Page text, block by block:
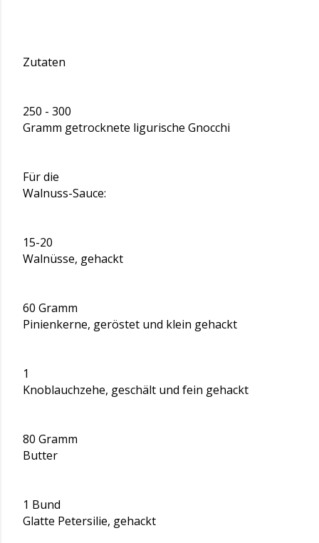
Zutaten
250 - 300
Gramm getrocknete ligurische Gnocchi
Für die
Walnuss-Sauce:
15-20
Walnüsse, gehackt
60 Gramm
Pinienkerne, geröstet und klein gehackt
1
Knoblauchzehe, geschält und fein gehackt
80 Gramm
Butter
1 Bund
Glatte Petersilie, gehackt